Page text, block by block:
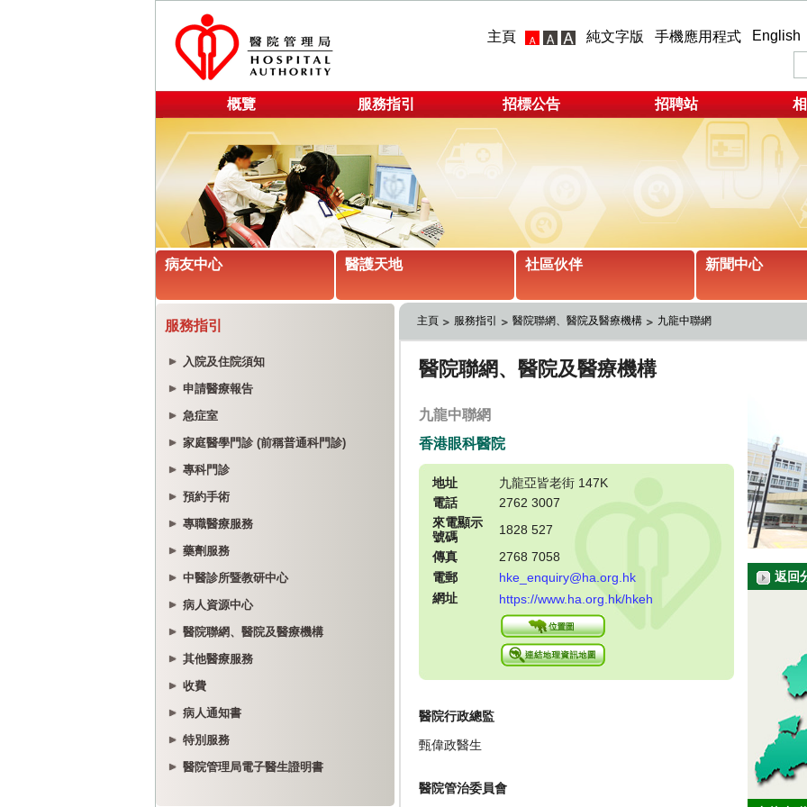
主頁 純文字版 手機應用程式 English
概覽 服務指引 招標公告 招聘站
病友中心 醫護天地 社區伙伴 新聞中心
服務指引
入院及住院須知
申請醫療報告
急症室
家庭醫學門診 (前稱普通科門診)
專科門診
預約手術
專職醫療服務
藥劑服務
中醫診所暨教研中心
病人資源中心
醫院聯網、醫院及醫療機構
其他醫療服務
收費
病人通知書
特別服務
醫院管理局電子醫生證明書
主頁 服務指引 醫院聯網、醫院及醫療機構 九龍中聯網